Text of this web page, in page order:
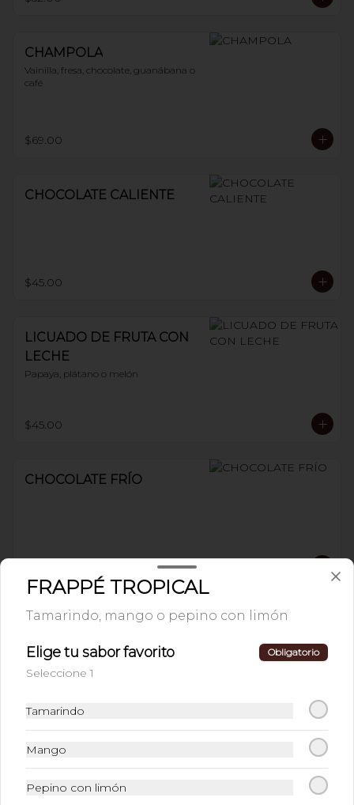
CHAMPOLA
Vainilla, fresa, chocolate, guanábana o
café
$69.00
CHOCOLATE CALIENTE
$45.00
LICUADO DE FRUTA CON
LECHE
Papaya, plátano o melón
$45.00
CHOCOLATE FRÍO
AGUA FRESCA
Jamaica u horchata
$37.00
LIMONADA O
NARANJADA
FRAPPÉ TROPICAL
Tamarindo, mango o pepino con limón
Elige tu sabor favorito Obligatorio
Seleccione 1
Tamarindo
Mango
Pepino con limón